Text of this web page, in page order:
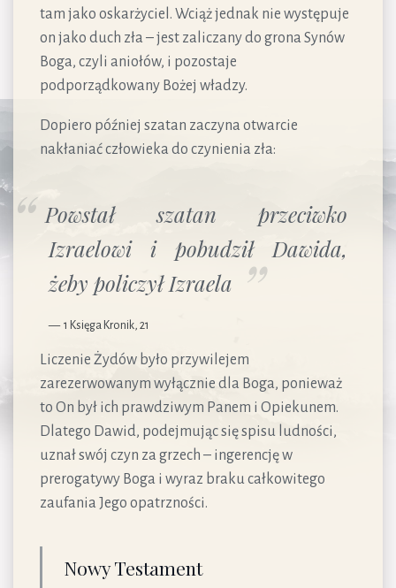
tam jako oskarżyciel. Wciąż jednak nie występuje
on jako duch zła – jest zaliczany do grona Synów
Boga, czyli aniołów, i pozostaje
podporządkowany Bożej władzy.
Dopiero później szatan zaczyna otwarcie
nakłaniać człowieka do czynienia zła:
Powstał szatan przeciwko
Izraelowi i pobudził Dawida,
żeby policzył Izraela
1 Księga Kronik, 21
Liczenie Żydów było przywilejem
zarezerwowanym wyłącznie dla Boga, ponieważ
to On był ich prawdziwym Panem i Opiekunem.
Dlatego Dawid, podejmując się spisu ludności,
uznał swój czyn za grzech – ingerencję w
prerogatywy Boga i wyraz braku całkowitego
zaufania Jego opatrzności.
Nowy Testament